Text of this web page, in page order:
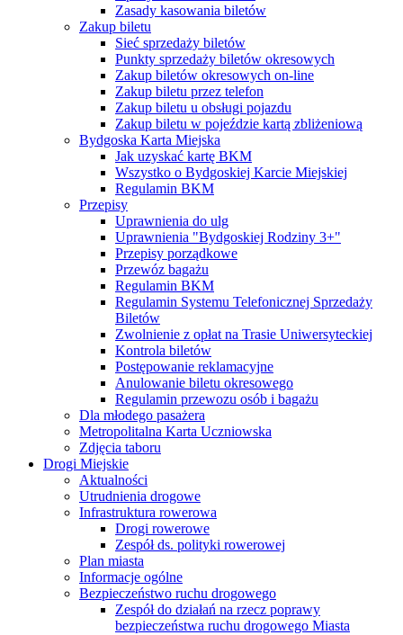
Zasady kasowania biletów
Zakup biletu
Sieć sprzedaży biletów
Punkty sprzedaży biletów okresowych
Zakup biletów okresowych on-line
Zakup biletu przez telefon
Zakup biletu u obsługi pojazdu
Zakup biletu w pojeździe kartą zbliżeniową
Bydgoska Karta Miejska
Jak uzyskać kartę BKM
Wszystko o Bydgoskiej Karcie Miejskiej
Regulamin BKM
Przepisy
Uprawnienia do ulg
Uprawnienia "Bydgoskiej Rodziny 3+"
Przepisy porządkowe
Przewóz bagażu
Regulamin BKM
Regulamin Systemu Telefonicznej Sprzedaży
Biletów
Zwolnienie z opłat na Trasie Uniwersyteckiej
Kontrola biletów
Postępowanie reklamacyjne
Anulowanie biletu okresowego
Regulamin przewozu osób i bagażu
Dla młodego pasażera
Metropolitalna Karta Uczniowska
Zdjęcia taboru
Drogi Miejskie
Aktualności
Utrudnienia drogowe
Infrastruktura rowerowa
Drogi rowerowe
Zespół ds. polityki rowerowej
Plan miasta
Informacje ogólne
Bezpieczeństwo ruchu drogowego
Zespół do działań na rzecz poprawy
bezpieczeństwa ruchu drogowego Miasta